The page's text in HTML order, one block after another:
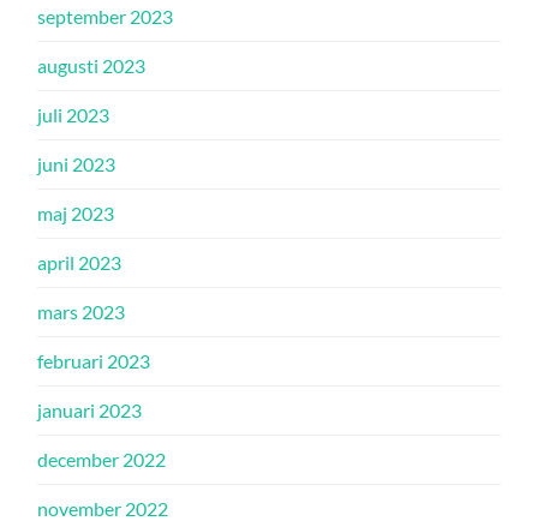
september 2023
augusti 2023
juli 2023
juni 2023
maj 2023
april 2023
mars 2023
februari 2023
januari 2023
december 2022
november 2022